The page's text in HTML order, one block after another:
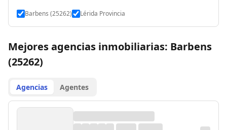
Barbens (25262) Lérida Provincia
Mejores agencias inmobiliarias: Barbens
(25262)
Agencias Agentes